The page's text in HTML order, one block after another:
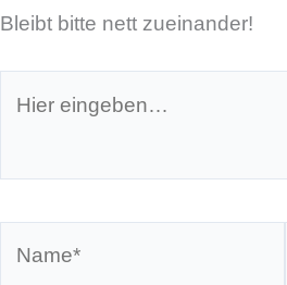
Bleibt bitte nett zueinander!
eingeben…